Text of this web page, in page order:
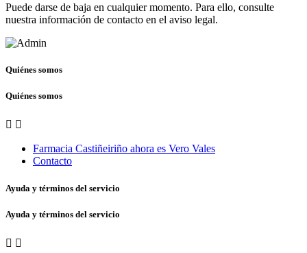
Puede darse de baja en cualquier momento. Para ello, consulte
nuestra información de contacto en el aviso legal.
Quiénes somos
Quiénes somos
 
Farmacia Castiñeiriño ahora es Vero Vales
Contacto
Ayuda y términos del servicio
Ayuda y términos del servicio
 